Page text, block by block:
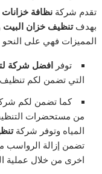
تقدم شركةنظافة خزانات
بهدفتنظيف خزان البيت
المميزات فهي على النحو
توفرافضل شركة
التي تضمن لكم تنظيف
كما تضمن لكم
من مستحضرات
المياه وتوفر شركة
تضمن إزالة الرواسب
اخرى من خلال عملية